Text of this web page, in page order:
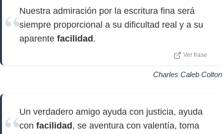
Nuestra admiración por la escritura fina será
siempre proporcional a su dificultad real y a su
aparente facilidad .
Ver frase
Charles Caleb Colton
Un verdadero amigo ayuda con justicia, ayuda
con facilidad , se aventura con valentía, toma